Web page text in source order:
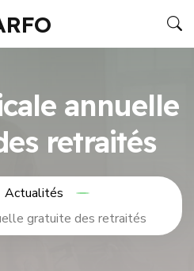
annuelle
retraités
Actualités
gratuite des retraités